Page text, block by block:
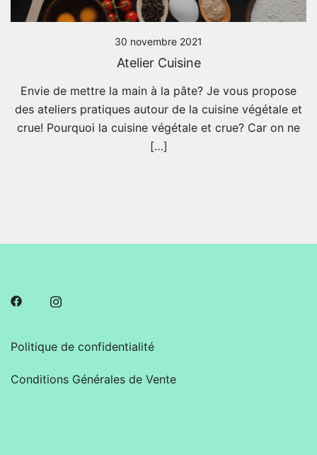
30 novembre 2021
Atelier Cuisine
Envie de mettre la main à la pâte? Je vous propose
des ateliers pratiques autour de la cuisine végétale et
crue! Pourquoi la cuisine végétale et crue? Car on ne
[…]
Politique de confidentialité
Conditions Générales de Vente